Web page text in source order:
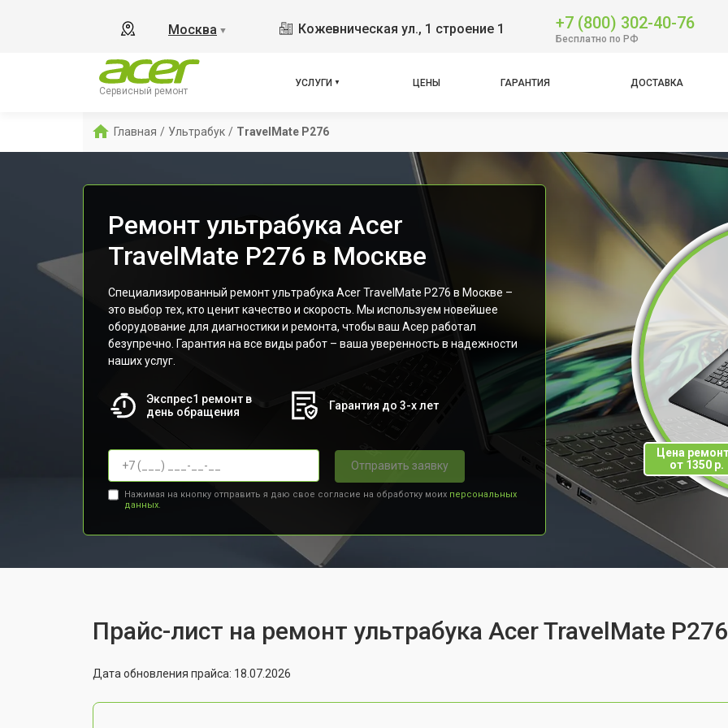
Москва ▼ Кожевническая ул., 1 строение 1 +7 (800) 302-40-76
Бесплатно по РФ
Сервисный ремонт
УСЛУГИ ЦЕНЫ ГАРАНТИЯ ДОСТАВКА
Главная / Ультрабук / TravelMate P276
Ремонт ультрабука Acer
TravelMate P276 в Москве
Специализированный ремонт ультрабука Acer TravelMate P276 в Москве –
это выбор тех, кто ценит качество и скорость. Мы используем новейшее
оборудование для диагностики и ремонта, чтобы ваш Асер работал
безупречно. Гарантия на все виды работ – ваша уверенность в надежности
наших услуг.
Экспрес1 ремонт в
день обращения
Гарантия до 3-х лет
Отправить заявку
Нажимая на кнопку отправить я даю свое согласие на обработку моих персональных
данных.
Цена
от 1350 р.
Прайс-лист на ремонт ультрабука Acer TravelMate P276
Дата обновления прайса: 18.07.2026